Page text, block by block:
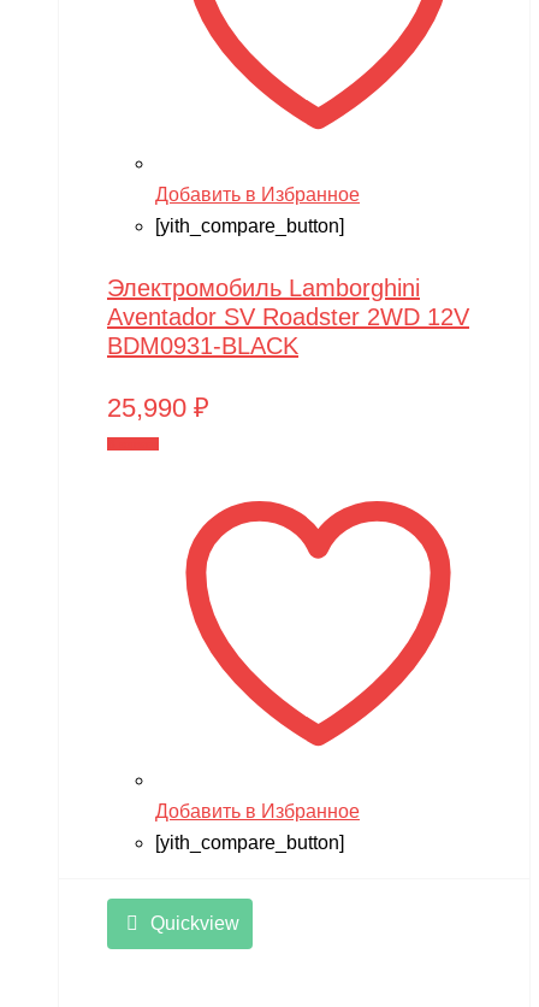
Добавить в Избранное
[yith_compare_button]
Электромобиль Lamborghini
Aventador SV Roadster 2WD 12V
BDM0931-BLACK
25,990 ₽
Добавить в Избранное
[yith_compare_button]
Quickview